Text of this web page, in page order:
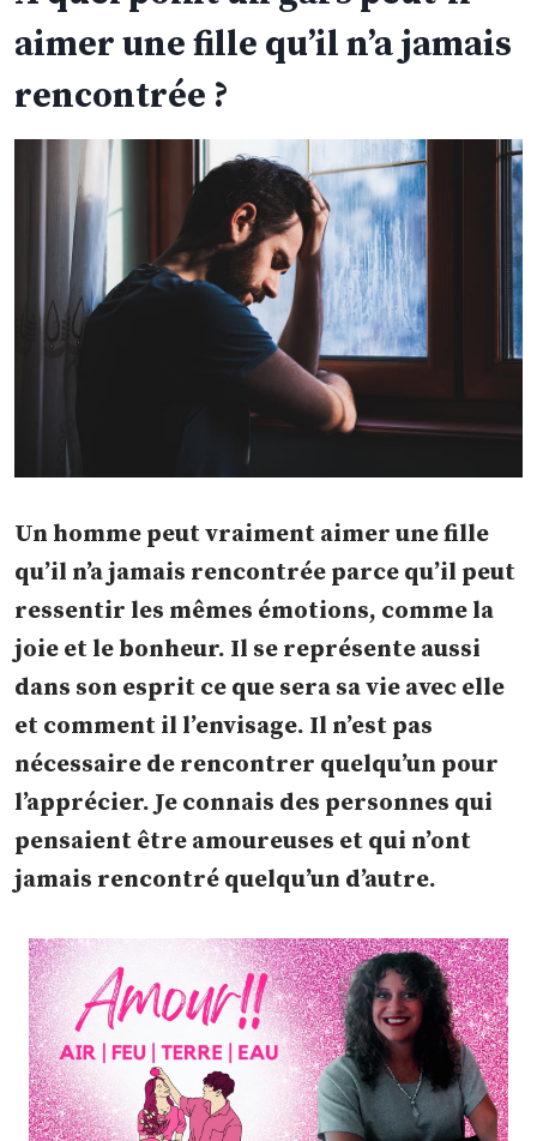
aimer une fille qu’il n’a jamais
rencontrée ?
Un homme peut vraiment aimer une fille
qu’il n’a jamais rencontrée parce qu’il peut
ressentir les mêmes émotions, comme la
joie et le bonheur. Il se représente aussi
dans son esprit ce que sera sa vie avec elle
et comment il l’envisage. Il n’est pas
nécessaire de rencontrer quelqu’un pour
l’apprécier. Je connais des personnes qui
pensaient être amoureuses et qui n’ont
jamais rencontré quelqu’un d’autre.